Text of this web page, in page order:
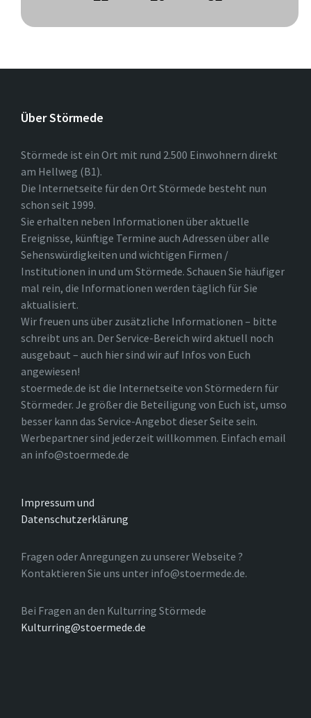
Über Störmede
Störmede ist ein Ort mit rund 2.500 Einwohnern direkt
am Hellweg (B1).
Die Internetseite für den Ort Störmede besteht nun
schon seit 1999.
Sie erhalten neben Informationen über aktuelle
Ereignisse, künftige Termine auch Adressen über alle
Sehenswürdigkeiten und wichtigen Firmen /
Institutionen in und um Störmede. Schauen Sie häufiger
mal rein, die Informationen werden täglich für Sie
aktualisiert.
Wir freuen uns über zusätzliche Informationen – bitte
schreibt uns an. Der Service-Bereich wird aktuell noch
ausgebaut – auch hier sind wir auf Infos von Euch
angewiesen!
stoermede.de ist die Internetseite von Störmedern für
Störmeder. Je größer die Beteiligung von Euch ist, umso
besser kann das Service-Angebot dieser Seite sein.
Werbepartner sind jederzeit willkommen. Einfach email
an info@stoermede.de
Impressum und
Datenschutzerklärung
Fragen oder Anregungen zu unserer Webseite ?
Kontaktieren Sie uns unter info@stoermede.de.
Bei Fragen an den Kulturring Störmede
Kulturring@stoermede.de